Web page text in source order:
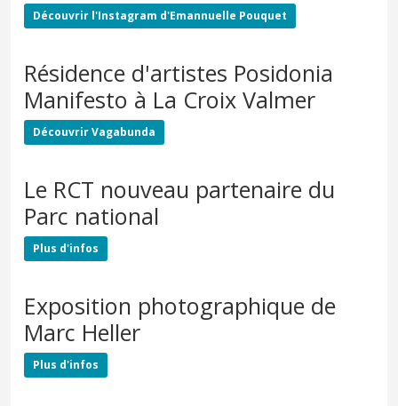
Découvrir l'Instagram d'Emannuelle Pouquet
Résidence d'artistes Posidonia
Manifesto à La Croix Valmer
Découvrir Vagabunda
Le RCT nouveau partenaire du
Parc national
Plus d'infos
Exposition photographique de
Marc Heller
Plus d'infos